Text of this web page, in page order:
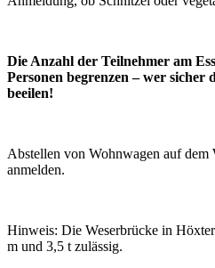
Die Anzahl der Teilnehmer am
Personen begrenzen – wer sicher
beeilen!
Abstellen von Wohnwagen auf dem
anmelden.
Hinweis: Die Weserbrücke in
m und 3,5 t zulässig.